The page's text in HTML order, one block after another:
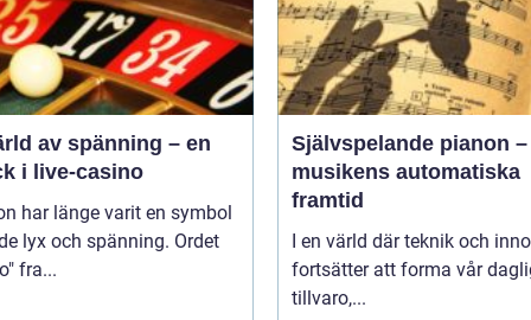
av spänning – en
i live-casino
har länge varit en symbol
lyx och spänning. Ordet
fra...
Självspelande pianon –
musikens automatiska
framtid
I en värld där teknik och
fortsätter att forma vår
tillvaro,...